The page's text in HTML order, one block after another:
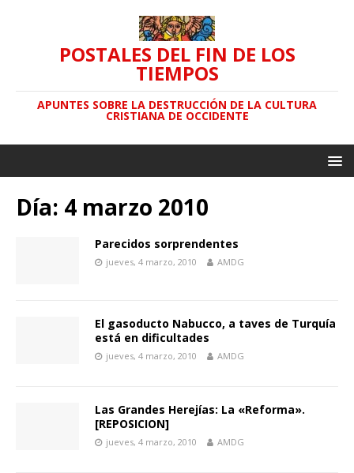
POSTALES DEL FIN DE LOS
TIEMPOS
APUNTES SOBRE LA DESTRUCCIÓN DE LA CULTURA
CRISTIANA DE OCCIDENTE
Día: 4 marzo 2010
Parecidos sorprendentes
jueves, 4 marzo, 2010 AMDG
El gasoducto Nabucco, a taves de Turquía
está en dificultades
jueves, 4 marzo, 2010 AMDG
Las Grandes Herejías: La «Reforma».
[REPOSICION]
jueves, 4 marzo, 2010 AMDG